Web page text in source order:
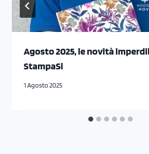
Agosto 2025, le novità
StampaSi
1 Agosto 2025